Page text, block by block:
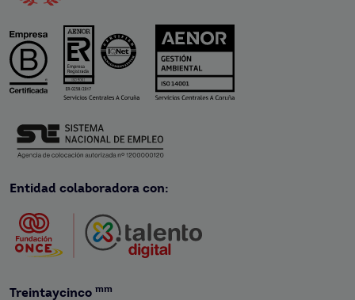
Entidad colaboradora con:
Treintaycinco mm